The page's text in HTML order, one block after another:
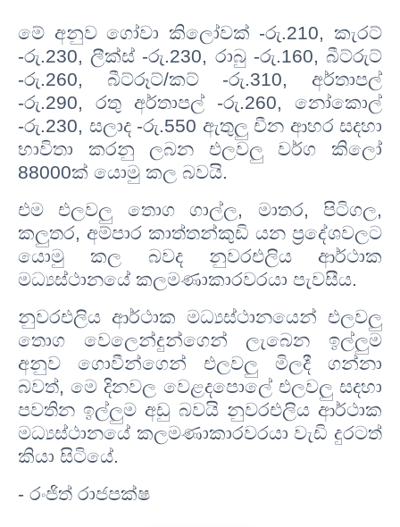
මේ අනුව ගෝවා කිලෝවක් -රු.210, කැරට්
-රු.230, ලීක්ස් -රු.230, රාබු -රු.160, බීට්රුට්
-රු.260, බීට්රූට්/කට් -රු.310, අර්තාපල්
-රු.290, රතු අර්තාපල් -රු.260, නෝකොල්
-රු.230, සලාද -රු.550 ඇතුලු චීන ආහර සදහා
භාවිතා කරනු ලබන එලවලු වර්ග කිලෝ
88000ක් යොමු කල බවයි.
එම එලවලු තොග ගාල්ල, මාතර, පිටිගල,
කලුතර, අම්පාර කාත්තන්කුඩි යන ප්‍රදේශවලට
යොමු කල බවද නුවරඑලිය ආර්ථාක
මධ්‍යස්ථානයේ කලමණාකාරවරයා පැවසීය.
නුවරඑලිය ආර්ථාක මධ්‍යස්ථානයෙන් එලවලු
තොග වෙලෙන්දුන්ගෙන් ලැබෙන ඉල්ලුම
අනුව ගොවීන්ගෙන් එලවලු මිලදී ගන්නා
බවත්, මෙ දිනවල වෙළදපොලේ එලවලු සදහා
පවතින ඉල්ලුම අඩු බවයි නුවරඑලිය ආර්ථාක
මධ්‍යස්ථානයේ කලමණාකාරවරයා වැඩි දුරටත්
කියා සිටියේ.
- රංජිත් රාජපක්ෂ